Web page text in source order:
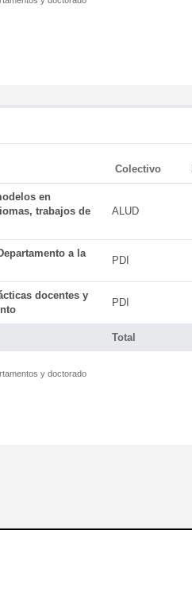
Colectivo
Total
en
trabajos de
ALUD
a la
PDI
docentes y
PDI
y doctorado